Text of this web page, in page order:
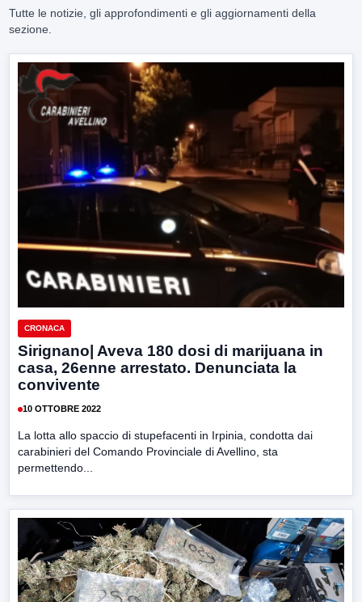
Tutte le notizie, gli approfondimenti e gli aggiornamenti della
sezione.
CRONACA
Sirignano| Aveva 180 dosi di marijuana in
casa, 26enne arrestato. Denunciata la
convivente
10 OTTOBRE 2022
La lotta allo spaccio di stupefacenti in Irpinia, condotta dai
carabinieri del Comando Provinciale di Avellino, sta
permettendo...